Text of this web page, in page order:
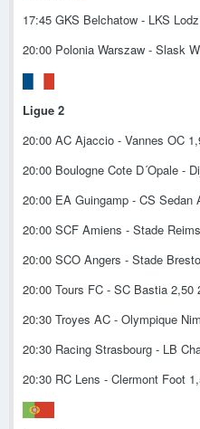
17:45 GKS Belchatow - LKS
20:00 Polonia Warszaw - Slask
Ligue 2
20:00 AC Ajaccio - Vannes OC
20:00 Boulogne Cote D´Opale -
20:00 EA Guingamp - CS Sedan
20:00 SCF Amiens - Stade
20:00 SCO Angers - Stade
20:00 Tours FC - SC Bastia 2,50
20:30 Troyes AC - Olympique
20:30 Racing Strasbourg - LB
20:30 RC Lens - Clermont Foot